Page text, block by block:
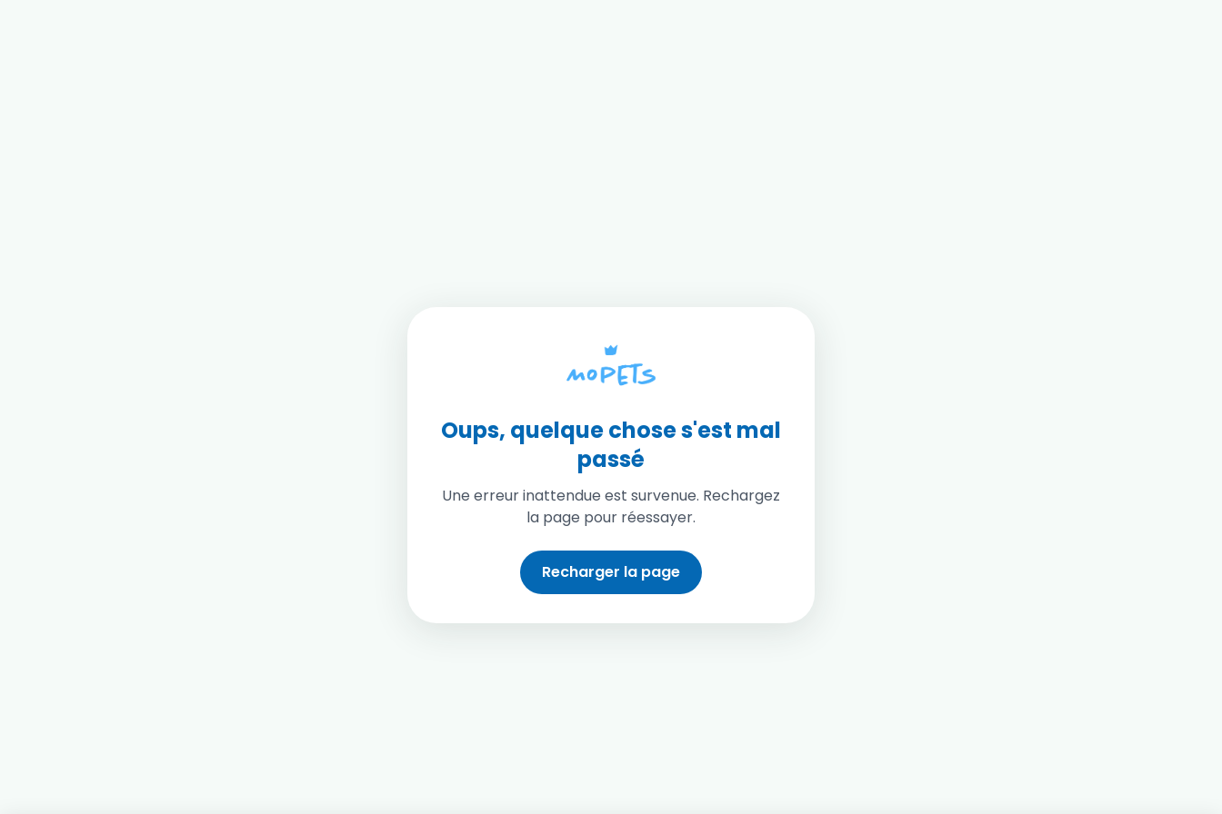
Oups, quelque chose s'est mal
passé
Une erreur inattendue est survenue. Rechargez
la page pour réessayer.
Recharger la page